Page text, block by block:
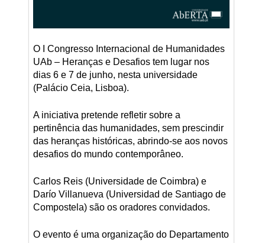
O I Congresso Internacional de Humanidades
UAb – Heranças e Desafios tem lugar nos
dias 6 e 7 de junho, nesta universidade
(Palácio Ceia, Lisboa).
A iniciativa pretende refletir sobre a
pertinência das humanidades, sem prescindir
das heranças históricas, abrindo-se aos novos
desafios do mundo contemporâneo.
Carlos Reis (Universidade de Coimbra) e
Darío Villanueva (Universidad de Santiago de
Compostela) são os oradores convidados.
O evento é uma organização do Departamento